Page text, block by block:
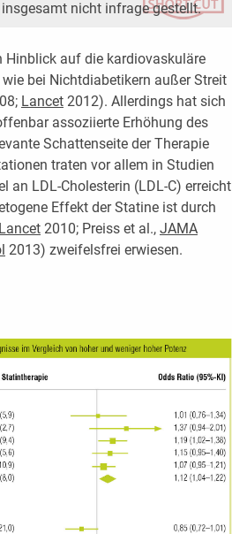
nicht ­infrage gestellt.
Hinblick auf die kardiovaskuläre
bei Nichtdiabetikern außer Streit
Lancet2012). Allerdings hat sich
assoziierte Erhöhung des
Schattenseite der Therapie
traten vor allem in Studien
an LDL-Cholesterin (LDL-C) erreicht
Effekt der Statine ist durch
Lancet2010; Preiss et al., JAMA
2013) zweifelsfrei erwiesen.